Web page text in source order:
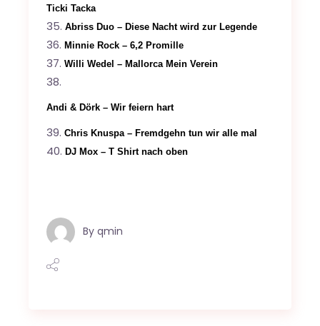
Ticki Tacka
Abriss Duo – Diese Nacht wird zur Legende
Minnie Rock – 6,2 Promille
Willi Wedel – Mallorca Mein Verein
Andi & Dörk – Wir feiern hart
Chris Knuspa – Fremdgehn tun wir alle mal
DJ Mox – T Shirt nach oben
By qmin